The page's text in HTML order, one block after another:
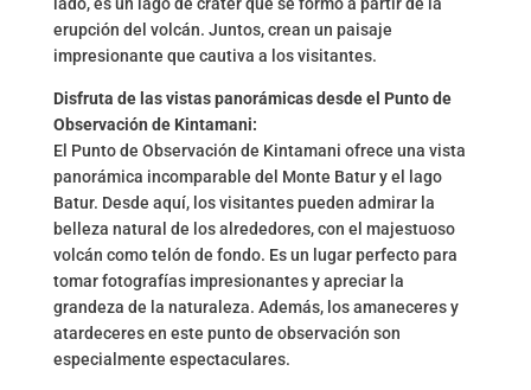
erupción del volcán. Juntos, crean un paisaje
impresionante que cautiva a los visitantes.
Disfruta de las vistas panorámicas desde el Punto de
Observación de Kintamani:
El Punto de Observación de Kintamani ofrece una vista
panorámica incomparable del Monte Batur y el lago
Batur. Desde aquí, los visitantes pueden admirar la
belleza natural de los alrededores, con el majestuoso
volcán como telón de fondo. Es un lugar perfecto para
tomar fotografías impresionantes y apreciar la
grandeza de la naturaleza. Además, los amaneceres y
atardeceres en este punto de observación son
especialmente espectaculares.